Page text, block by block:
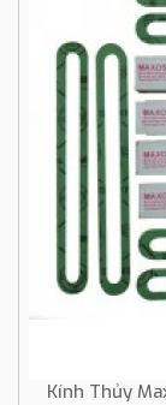
Kính Thủy